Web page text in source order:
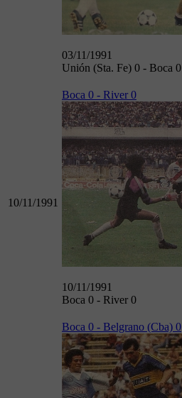
03/11/1991
Unión (Sta. Fe) 0 - Boca 0
10/11/1991
Boca 0 - River 0
10/11/1991
Boca 0 - River 0
Boca 0 - Belgrano (Cba) 0